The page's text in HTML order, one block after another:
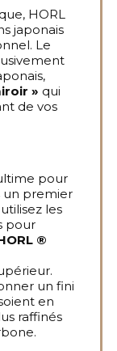
HORL
japonais
Le
» qui
de vos
pour
un premier
les
pour
®
un fini
en
raffinés